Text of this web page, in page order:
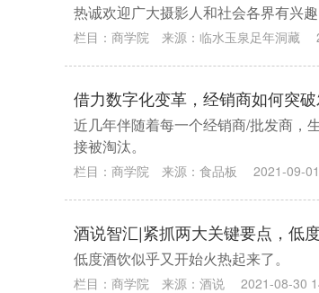
热诚欢迎广大摄影人和社会各界有兴
栏目： 商学院 来源： 临水玉泉足年洞藏
借力数字化变革，经销商如何突破
近几年伴随着每一个经销商/批发商，
接被淘汰。
栏目： 商学院 来源： 食品板 2021-09-
酒说智汇|紧抓两大关键要点，低
低度酒饮似乎又开始火热起来了。
栏目： 商学院 来源： 酒说 2021-08-30